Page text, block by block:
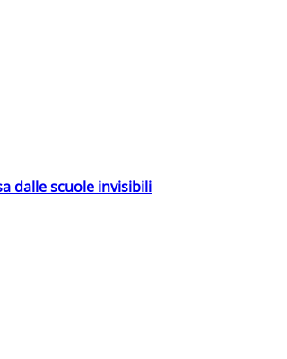
dalle scuole invisibili